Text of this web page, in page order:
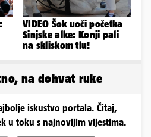
VIDEO Šok uoči početka
Sinjske alke: Konji pali
na skliskom tlu!
na dohvat ruke
iskustvo portala. Čitaj,
u toku s najnovijim vijestima.